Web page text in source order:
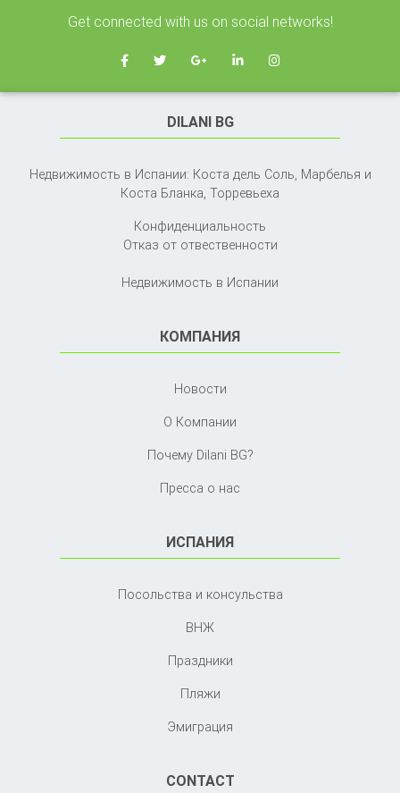
Get connected with us on social networks!
DILANI BG
Недвижимость в Испании: Коста дель Соль, Марбелья и
Коста Бланка, Торревьеха
Конфиденциальность
Отказ от отвественности
Недвижимость в Испании
КОМПАНИЯ
Новости
О Компании
Почему Dilani BG?
Пресса о нас
ИСПАНИЯ
Посольства и консульства
ВНЖ
Праздники
Пляжи
Эмиграция
CONTACT